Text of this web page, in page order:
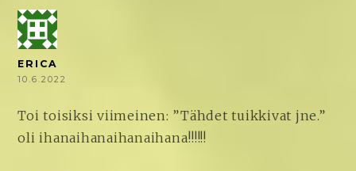
ERICA
10.6.2022
Toi toisiksi viimeinen: ”Tähdet tuikkivat jne.”
oli ihanaihanaihanaihana!!!!!!